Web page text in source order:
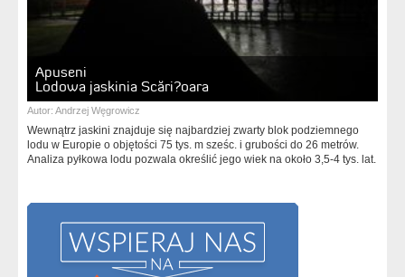
Apuseni
Lodowa jaskinia Scări?oara
Autor: Andrzej Węgrowicz
Wewnątrz jaskini znajduje się najbardziej zwarty blok podziemnego
lodu w Europie o objętości 75 tys. m sześc. i grubości do 26 metrów.
Analiza pyłkowa lodu pozwala określić jego wiek na około 3,5-4 tys. lat.